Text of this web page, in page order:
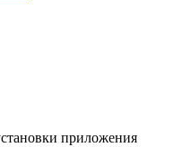
приложения